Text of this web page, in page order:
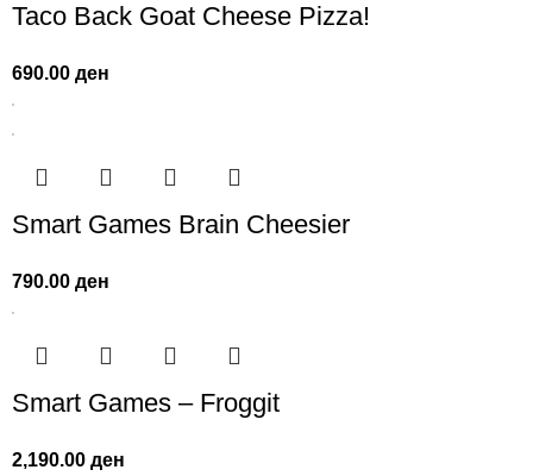
Taco Back Goat Cheese Pizza!
690.00ден
Smart Games Brain Cheesier
790.00ден
Smart Games – Froggit
2,190.00ден